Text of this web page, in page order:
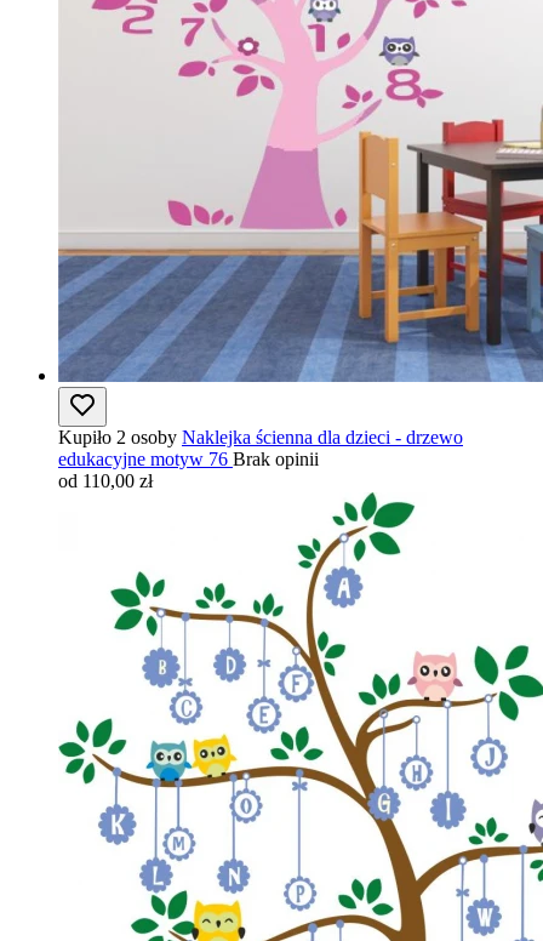
Kupiło 2 osoby Naklejka ścienna dla dzieci - drzewo
edukacyjne motyw 76 Brak opinii
od 110,00 zł